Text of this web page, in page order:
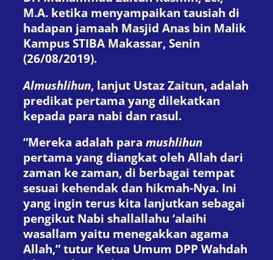
M.A. ketika menyampaikan tausiah di
hadapan jamaah Masjid Anas bin Malik
Kampus STIBA Makassar, Senin
(26/08/2019).
Almushlihun, lanjut Ustaz Zaitun, adalah
predikat pertama yang dilekatkan
kepada para nabi dan rasul.
“Mereka adalah para mushlihun
pertama yang diangkat oleh Allah dari
zaman ke zaman, di berbagai tempat
sesuai kehendak dan hikmah-Nya. Ini
yang ingin terus kita lanjutkan sebagai
pengikut Nabi shallallahu ‘alaihi
wasallam yaitu menegakkan agama
Allah,” tutur Ketua Umum DPP Wahdah